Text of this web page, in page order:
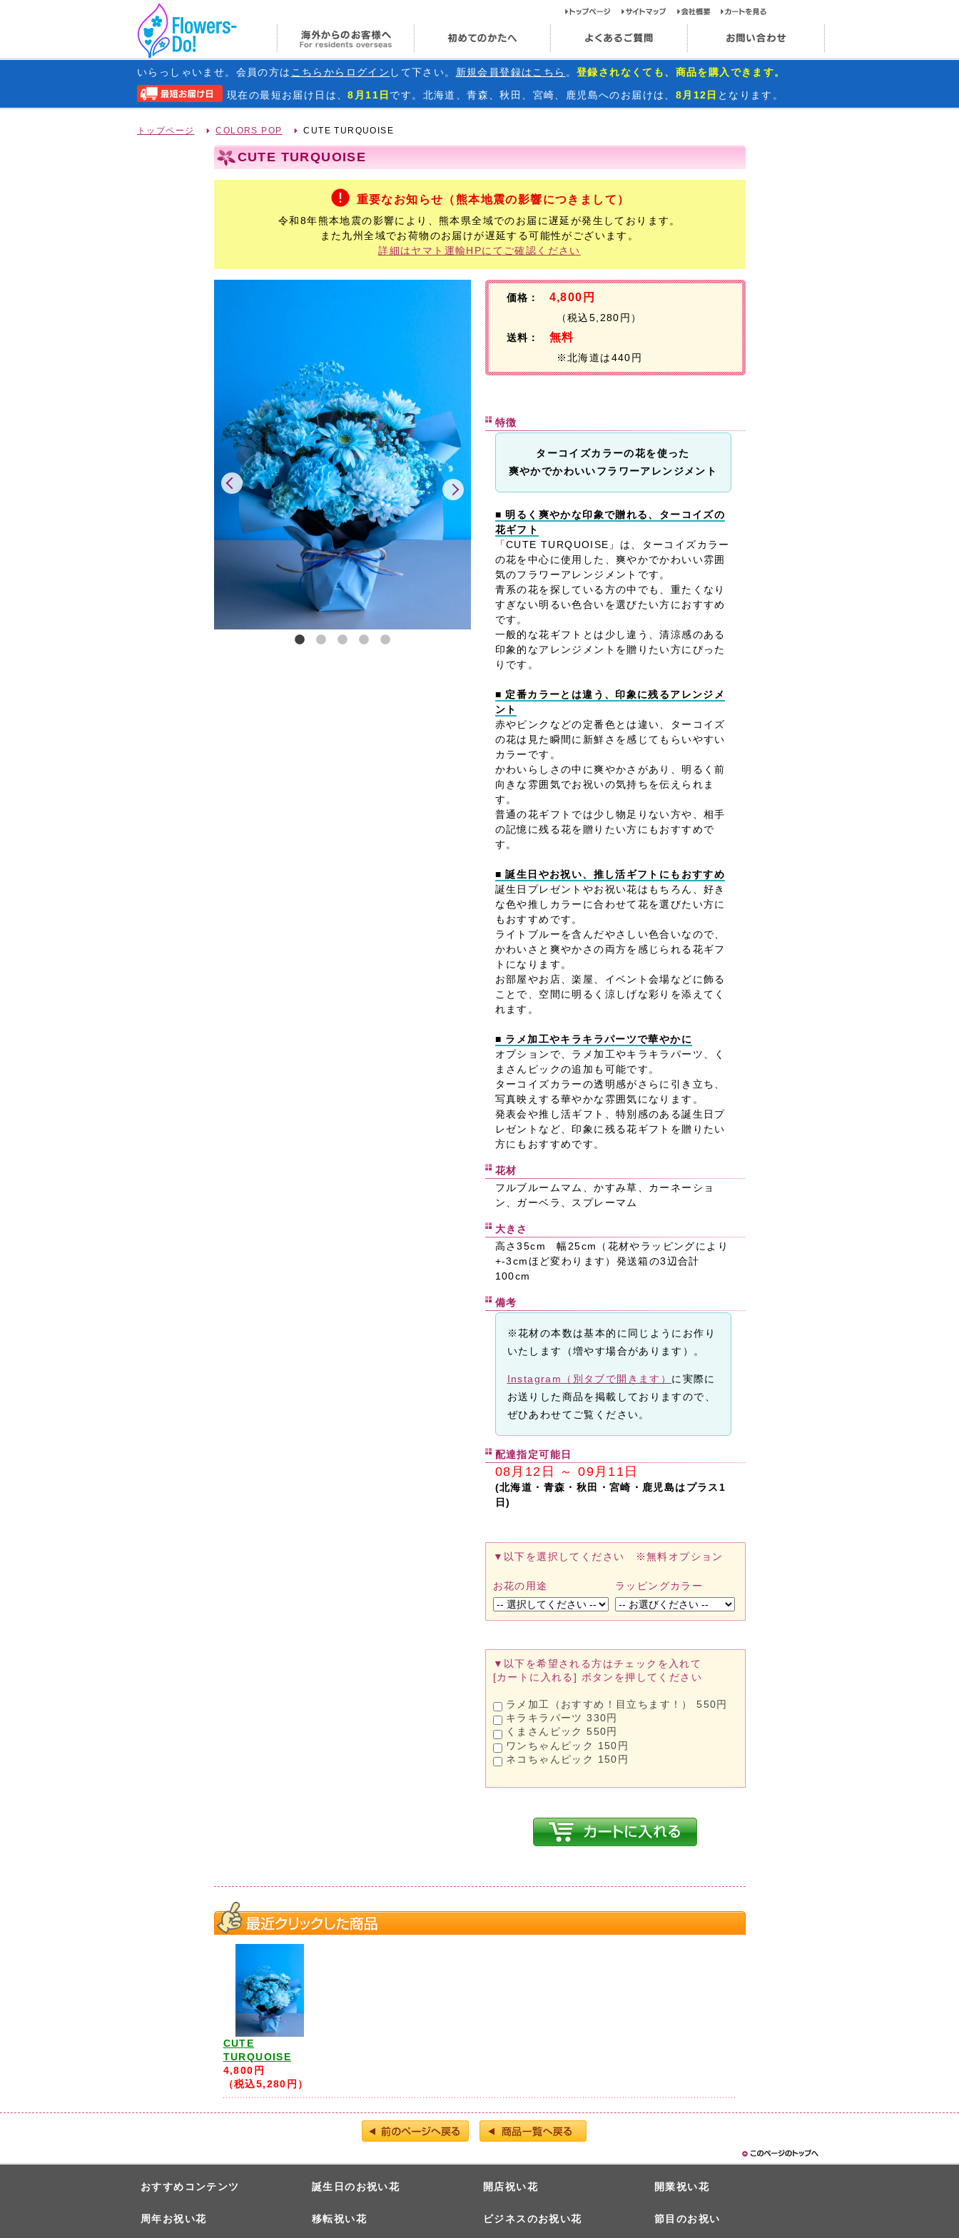
トップページサイトマップ会社概要
お問い合わせ
海外からのお客様へ 初めてのかたへ よくあるご質問 お問い合わせ
いらっしゃいませ。会員の方は こちらからログイン して下さい。 新規会員登録はこちら 。登録されなくても、商品を購入できます。
現在の最短お届け日 は、8月11日 です。北海道、青森、秋田、宮崎、鹿児島へのお届けは、 8月12日 となります。
トップページ COLORS POP CUTE TURQUOISE
CUTE TURQUOISE
重要なお知らせ（熊本地震の影響につきまして）
令和8年熊本地震の影響により、熊本県全域でのお届に遅延が発生しております。
また九州全域でお荷物のお届けが遅延する可能性がございます。
詳細はヤマト運輸HPにてご確認ください
価格： 4,800円
（税込5,280円）
送料：
無料
※北海道は440円
特徴
ターコイズカラーの花を使った
爽やかでかわいいフラワーアレンジメント
■ 明るく爽やかな印象で贈れる、ターコイズの
花ギフト
「CUTE TURQUOISE」は、ターコイズカラー
の花を中心に使用した、爽やかでかわいい雰囲
気のフラワーアレンジメントです。
青系の花を探している方の中でも、重たくなり
すぎない明るい色合いを選びたい方におすすめ
です。
一般的な花ギフトとは少し違う、清涼感のある
印象的なアレンジメントを贈りたい方にぴった
りです。
■ 定番カラーとは違う、印象に残るアレンジメ
ント
赤やピンクなどの定番色とは違い、ターコイズ
の花は見た瞬間に新鮮さを感じてもらいやすい
カラーです。
かわいらしさの中に爽やかさがあり、明るく前
向きな雰囲気でお祝いの気持ちを伝えられま
す。
普通の花ギフトでは少し物足りない方や、相手
の記憶に残る花を贈りたい方にもおすすめで
す。
■ 誕生日やお祝い、推し活ギフトにもおすすめ
誕生日プレゼントやお祝い花はもちろん、好き
な色や推しカラーに合わせて花を選びたい方に
もおすすめです。
ライトブルーを含んだやさしい色合いなので、
かわいさと爽やかさの両方を感じられる花ギフ
トになります。
お部屋やお店、楽屋、イベント会場などに飾る
ことで、空間に明るく涼しげな彩りを添えてく
れます。
■ ラメ加工やキラキラパーツで華やかに
オプションで、ラメ加工やキラキラパーツ、く
まさんピックの追加も可能です。
ターコイズカラーの透明感がさらに引き立ち、
写真映えする華やかな雰囲気になります。
発表会や推し活ギフト、特別感のある誕生日プ
レゼントなど、印象に残る花ギフトを贈りたい
方にもおすすめです。
花材
フルブルームマム、かすみ草、カーネーショ
ン、ガーベラ、スプレーマム
大きさ
高さ35cm 幅25cm（花材やラッピングにより
+-3cmほど変わります）発送箱の3辺合計
100cm
備考
※花材の本数は基本的に同じようにお作り
いたします（増やす場合があります）。
Instagram（別タブで開きます） に実際に
お送りした商品を掲載しておりますので、
ぜひあわせてご覧ください。
配達指定可能日
08月12日 ～ 09月11日
(北海道・青森・秋田・宮崎・鹿児島はプラス1
日)
▼以下を選択してください ※無料オプション
お花の用途 ラッピングカラー
▼以下を希望される方はチェックを入れて
[カートに入れる] ボタンを押してください
ラメ加工（おすすめ！目立ちます！） 550円
キラキラパーツ 330円
くまさんピック 550円
ワンちゃんピック 150円
ネコちゃんピック 150円
CUTE
TURQUOISE
4,800円
（税込5,280円）
おすすめコンテンツ 誕生日のお祝い花 開店祝い花 開業祝い花
周年お祝い花 移転祝い花 ビジネスのお祝い花 節目のお祝い